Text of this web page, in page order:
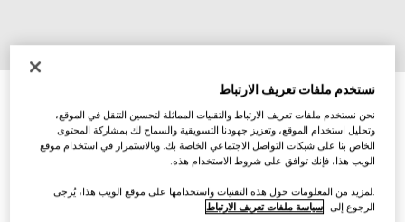
قبعة من الصوف بنقش GG للأطفال الرضّع
AED 850
تنويعاتزهري فاتح وأبيض
نستخدم ملفات تعريف الارتباط
نحن نستخدم ملفات تعريف الارتباط والتقنيات المماثلة لتحسين التنقل في الموقع،
وتحليل استخدام الموقع، وتعزيز جهودنا التسويقية والسماح لك بمشاركة المحتوى
الخاص بنا على شبكات التواصل الاجتماعي الخاصة بك. وبالاستمرار في استخدام موقع
الويب هذا، فإنك توافق على شروط الاستخدام هذه.
.لمزيد من المعلومات حول هذه التقنيات واستخدامها على موقع الويب هذا، يُرجى
الرجوع إلى سياسة ملفات تعريف الارتباط